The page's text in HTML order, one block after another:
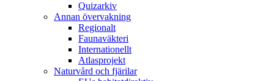
Quizarkiv
Annan övervakning
Regionalt
Faunaväkteri
Internationellt
Atlasprojekt
Naturvård och fjärilar